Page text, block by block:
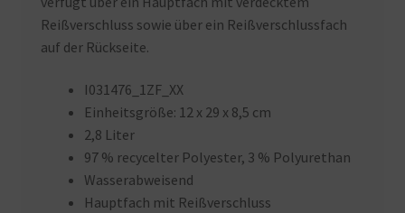
Reißverschluss sowie über ein Reißverschlussfach
auf der Rückseite.
I031476_1ZF_XX
Einheitsgröße: 12 x 29 x 8,5 cm
2,8 Liter
97 % recycelter Polyester, 3 % Polyurethan
Wasserabweisend
Hauptfach mit Reißverschluss